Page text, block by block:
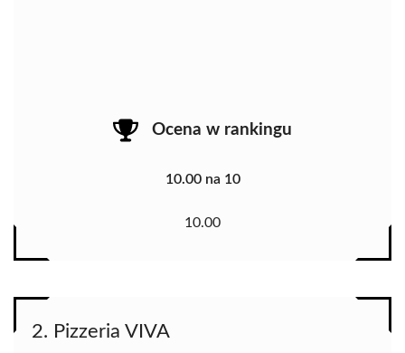
Ocena w rankingu
10.00 na 10
10.00
2. Pizzeria VIVA